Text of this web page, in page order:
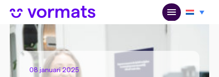
08 januari 2025